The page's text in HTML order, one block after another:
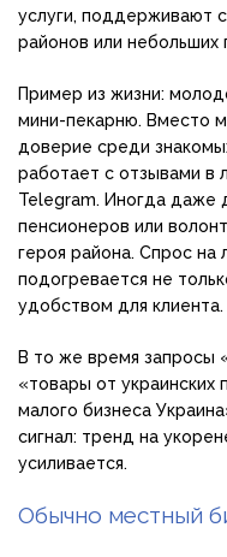
услуги, поддерживают
районов или небольших
Пример из жизни:
мини-пекарню. Вместо
доверие среди
работает с отзывами в
Telegram. Иногда даже
пенсионеров или
героя района. Спрос на
подогревается не
удобством для клиента.
В то же время запросы
«товары от украинских
малого бизнеса
сигнал: тренд на
усиливается.
Обычно местный